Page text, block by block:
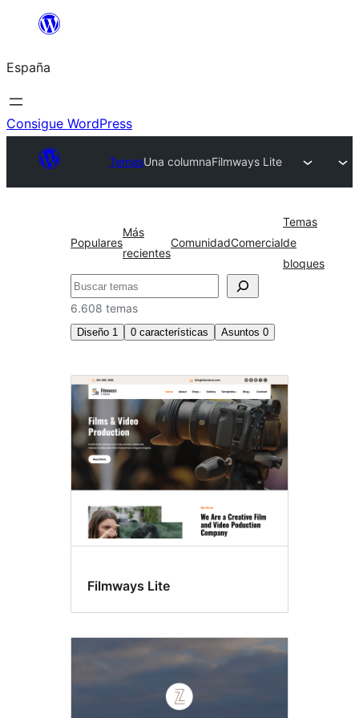
Saltar
contenido
España
Consigue WordPress
TemasUna columnaFilmways Lite
Populares
Más
recientes
ComunidadComercial
Temas
de
bloques
Buscar
6.608 temas
Diseño 1 0 características Asuntos 0
Una
columna
Filmways Lite